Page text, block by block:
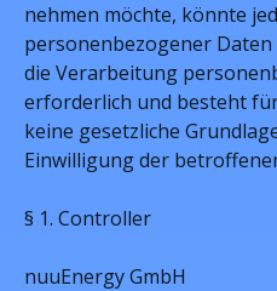
nehmen möchte, könnte
personenbezogener
die Verarbeitung
erforderlich und besteht
keine gesetzliche
Einwilligung der
§ 1. Controller
nuuEnergy GmbH